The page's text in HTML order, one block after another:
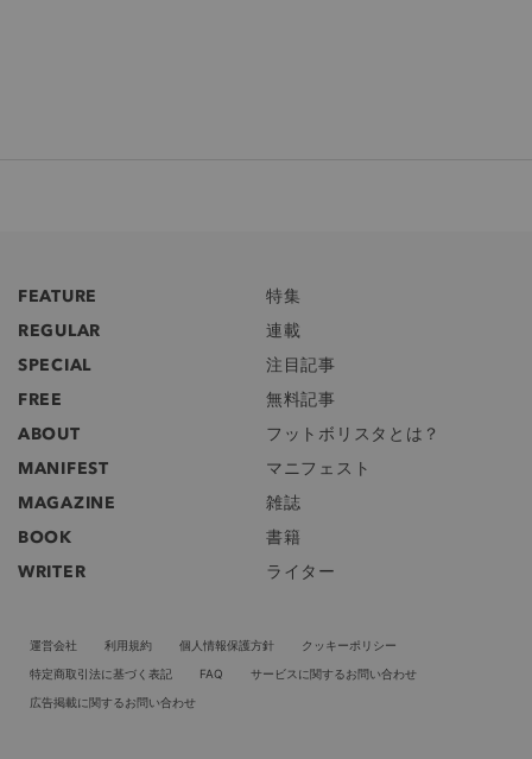
FEATURE
特集
REGULAR
連載
SPECIAL
注目記事
FREE
無料記事
ABOUT
フットボリスタとは？
MANIFEST
マニフェスト
MAGAZINE
雑誌
BOOK
書籍
WRITER
ライター
運営会社 利用規約 個人情報保護方針
クッキーポリシー
特定商取引法に基づく表記
FAQ
サービスに関するお問い合わせ
広告掲載に関するお問い合わせ